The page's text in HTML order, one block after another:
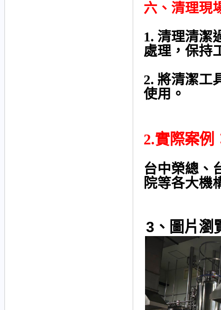
六、清理現
1. 清理清潔
處理，保持
2. 將清潔工
使用。
2.實際案例
台中榮總、
院等各大機
3、圖片瀏